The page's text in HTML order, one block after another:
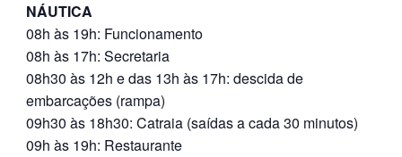
NÁUTICA
08h às 19h: Funcionamento
08h às 17h: Secretaria
08h30 às 12h e das 13h às 17h: descida de
embarcações (rampa)
09h30 às 18h30: Catraia (saídas a cada 30 minutos)
09h às 19h: Restaurante